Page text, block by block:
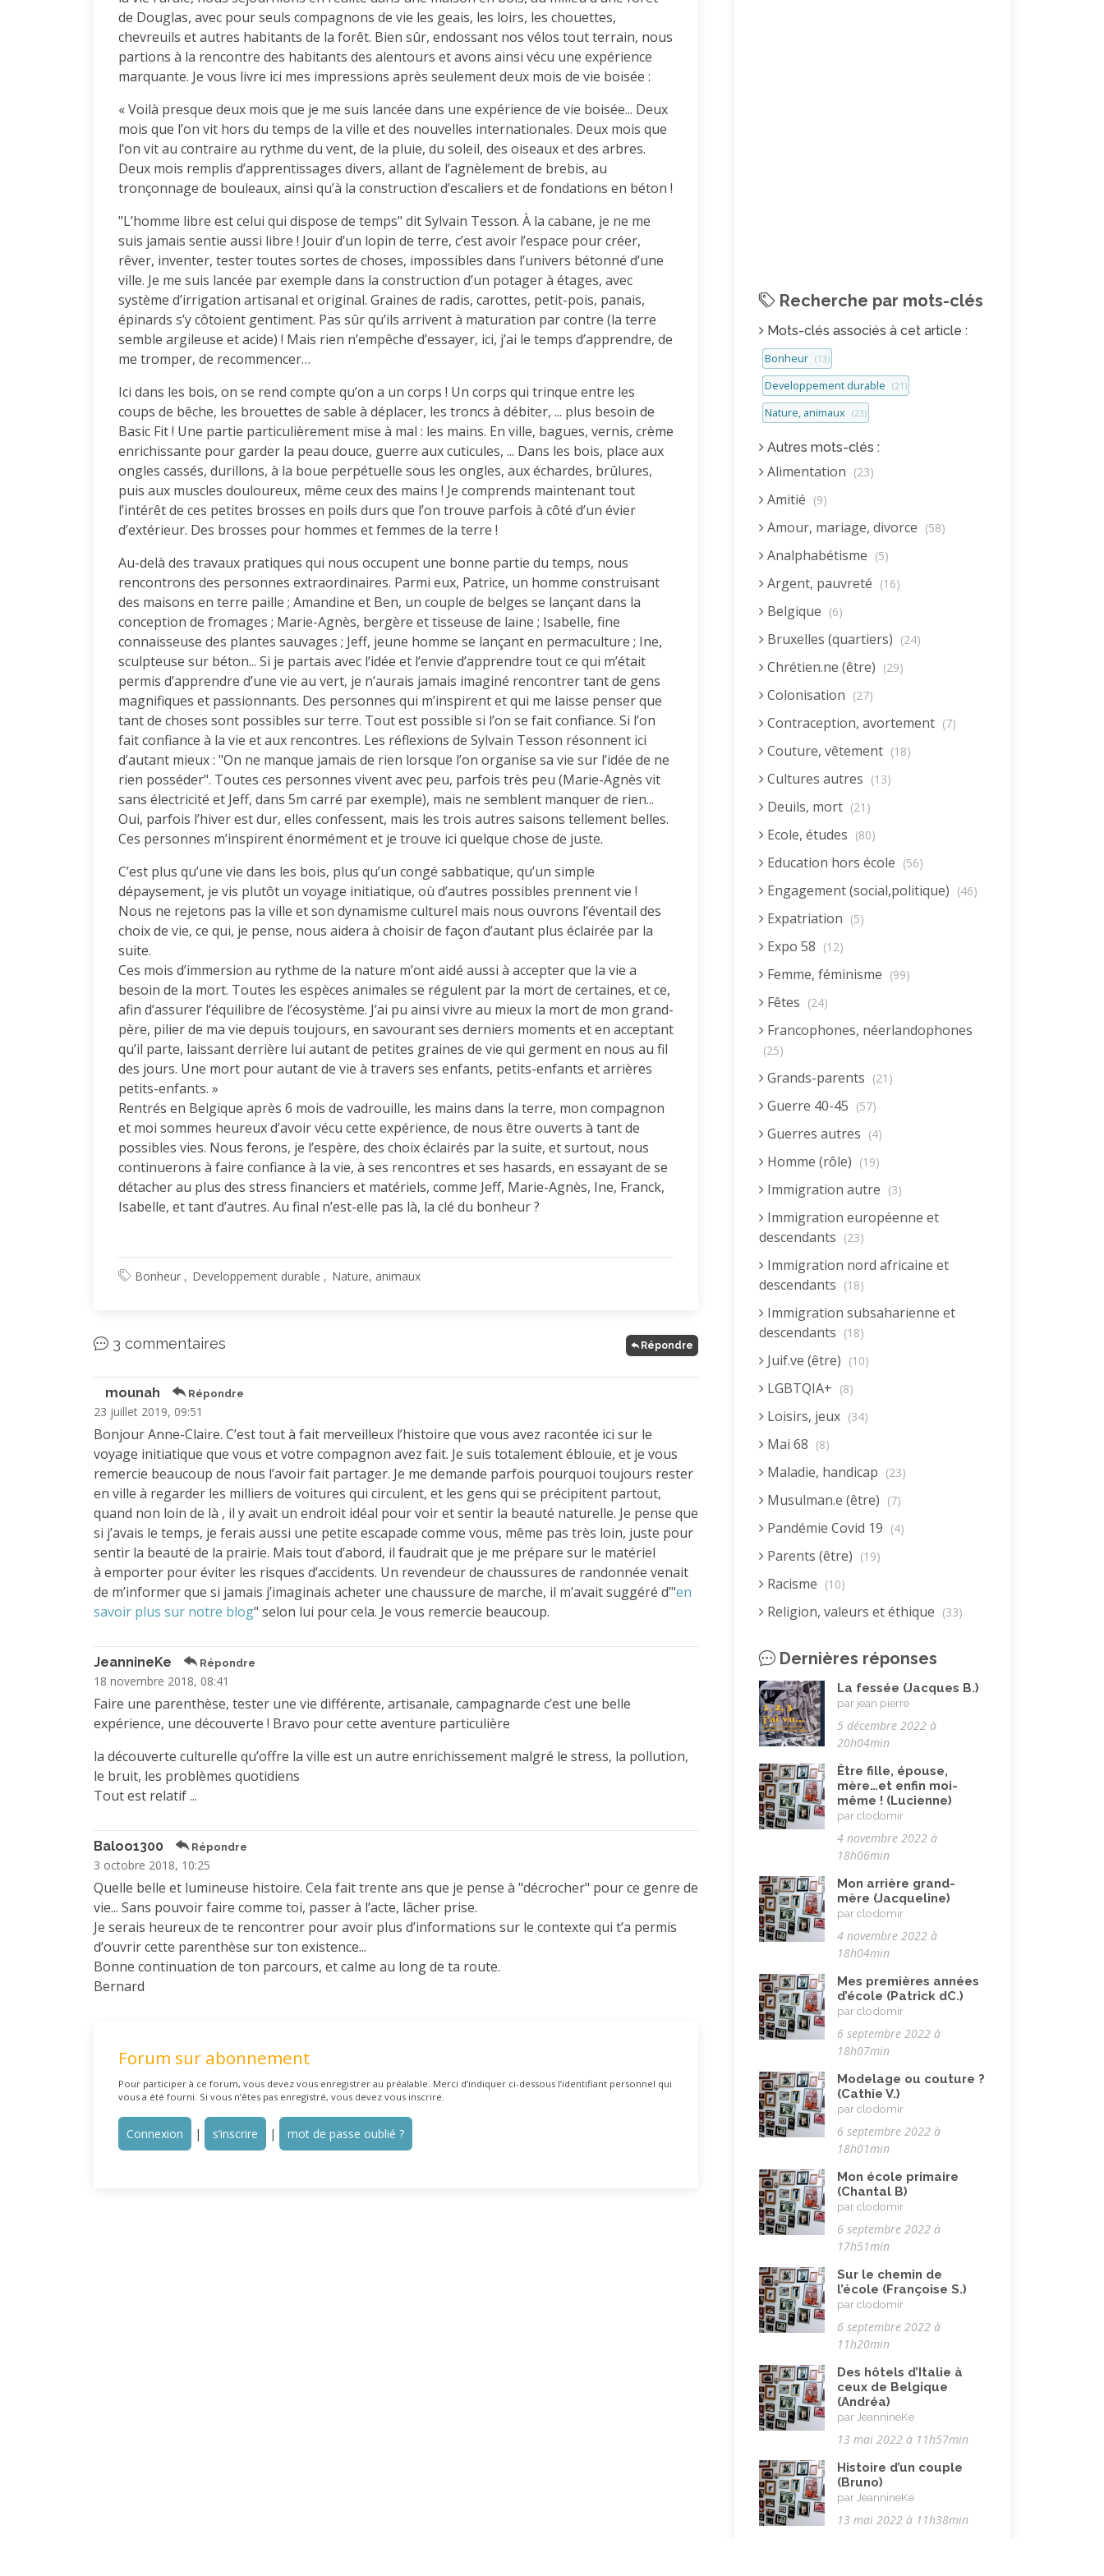
de Douglas, avec pour seuls compagnons de vie les geais, les loirs, les chouettes,
chevreuils et autres habitants de la forêt. Bien sûr, endossant nos vélos tout terrain, nous
partions à la rencontre des habitants des alentours et avons ainsi vécu une expérience
marquante. Je vous livre ici mes impressions après seulement deux mois de vie boisée :
« Voilà presque deux mois que je me suis lancée dans une expérience de vie boisée... Deux
mois que l’on vit hors du temps de la ville et des nouvelles internationales. Deux mois que
l’on vit au contraire au rythme du vent, de la pluie, du soleil, des oiseaux et des arbres.
Deux mois remplis d’apprentissages divers, allant de l’agnèlement de brebis, au
tronçonnage de bouleaux, ainsi qu’à la construction d’escaliers et de fondations en béton !
"L’homme libre est celui qui dispose de temps" dit Sylvain Tesson. À la cabane, je ne me
suis jamais sentie aussi libre ! Jouir d’un lopin de terre, c’est avoir l’espace pour créer,
rêver, inventer, tester toutes sortes de choses, impossibles dans l’univers bétonné d’une
ville. Je me suis lancée par exemple dans la construction d’un potager à étages, avec
système d’irrigation artisanal et original. Graines de radis, carottes, petit-pois, panais,
épinards s’y côtoient gentiment. Pas sûr qu’ils arrivent à maturation par contre (la terre
semble argileuse et acide) ! Mais rien n’empêche d’essayer, ici, j’ai le temps d’apprendre, de
me tromper, de recommencer…
Ici dans les bois, on se rend compte qu’on a un corps ! Un corps qui trinque entre les
coups de bêche, les brouettes de sable à déplacer, les troncs à débiter, ... plus besoin de
Basic Fit ! Une partie particulièrement mise à mal : les mains. En ville, bagues, vernis, crème
enrichissante pour garder la peau douce, guerre aux cuticules, ... Dans les bois, place aux
ongles cassés, durillons, à la boue perpétuelle sous les ongles, aux échardes, brûlures,
puis aux muscles douloureux, même ceux des mains ! Je comprends maintenant tout
l’intérêt de ces petites brosses en poils durs que l’on trouve parfois à côté d’un évier
d’extérieur. Des brosses pour hommes et femmes de la terre !
Au-delà des travaux pratiques qui nous occupent une bonne partie du temps, nous
rencontrons des personnes extraordinaires. Parmi eux, Patrice, un homme construisant
des maisons en terre paille ; Amandine et Ben, un couple de belges se lançant dans la
conception de fromages ; Marie-Agnès, bergère et tisseuse de laine ; Isabelle, fine
connaisseuse des plantes sauvages ; Jeff, jeune homme se lançant en permaculture ; Ine,
sculpteuse sur béton... Si je partais avec l’idée et l’envie d’apprendre tout ce qui m’était
permis d’apprendre d’une vie au vert, je n’aurais jamais imaginé rencontrer tant de gens
magnifiques et passionnants. Des personnes qui m’inspirent et qui me laisse penser que
tant de choses sont possibles sur terre. Tout est possible si l’on se fait confiance. Si l’on
fait confiance à la vie et aux rencontres. Les réflexions de Sylvain Tesson résonnent ici
d’autant mieux : "On ne manque jamais de rien lorsque l’on organise sa vie sur l’idée de ne
rien posséder". Toutes ces personnes vivent avec peu, parfois très peu (Marie-Agnès vit
sans électricité et Jeff, dans 5m carré par exemple), mais ne semblent manquer de rien...
Oui, parfois l’hiver est dur, elles confessent, mais les trois autres saisons tellement belles.
Ces personnes m’inspirent énormément et je trouve ici quelque chose de juste.
C’est plus qu’une vie dans les bois, plus qu’un congé sabbatique, qu’un simple
dépaysement, je vis plutôt un voyage initiatique, où d’autres possibles prennent vie !
Nous ne rejetons pas la ville et son dynamisme culturel mais nous ouvrons l’éventail des
choix de vie, ce qui, je pense, nous aidera à choisir de façon d’autant plus éclairée par la
suite.
Ces mois d’immersion au rythme de la nature m’ont aidé aussi à accepter que la vie a
besoin de la mort. Toutes les espèces animales se régulent par la mort de certaines, et ce,
afin d’assurer l’équilibre de l’écosystème. J’ai pu ainsi vivre au mieux la mort de mon grand-
père, pilier de ma vie depuis toujours, en savourant ses derniers moments et en acceptant
qu’il parte, laissant derrière lui autant de petites graines de vie qui germent en nous au fil
des jours. Une mort pour autant de vie à travers ses enfants, petits-enfants et arrières
petits-enfants. »
Rentrés en Belgique après 6 mois de vadrouille, les mains dans la terre, mon compagnon
et moi sommes heureux d’avoir vécu cette expérience, de nous être ouverts à tant de
possibles vies. Nous ferons, je l’espère, des choix éclairés par la suite, et surtout, nous
continuerons à faire confiance à la vie, à ses rencontres et ses hasards, en essayant de se
détacher au plus des stress financiers et matériels, comme Jeff, Marie-Agnès, Ine, Franck,
Isabelle, et tant d’autres. Au final n’est-elle pas là, la clé du bonheur ?
Bonheur Developpement durable Nature, animaux
3 commentaires Répondre
mounah Répondre
23 juillet 2019, 09:51
Bonjour Anne-Claire. C’est tout à fait merveilleux l’histoire que vous avez racontée ici sur le
voyage initiatique que vous et votre compagnon avez fait. Je suis totalement éblouie, et je vous
remercie beaucoup de nous l’avoir fait partager. Je me demande parfois pourquoi toujours rester
en ville à regarder les milliers de voitures qui circulent, et les gens qui se précipitent partout,
quand non loin de là , il y avait un endroit idéal pour voir et sentir la beauté naturelle. Je pense que
si j’avais le temps, je ferais aussi une petite escapade comme vous, même pas très loin, juste pour
sentir la beauté de la prairie. Mais tout d’abord, il faudrait que je me prépare sur le matériel
à emporter pour éviter les risques d’accidents. Un revendeur de chaussures de randonnée venait
de m’informer que si jamais j’imaginais acheter une chaussure de marche, il m’avait suggéré d’"en
savoir plus sur notre blog" selon lui pour cela. Je vous remercie beaucoup.
JeannineKe Répondre
18 novembre 2018, 08:41
Faire une parenthèse, tester une vie différente, artisanale, campagnarde c’est une belle
expérience, une découverte ! Bravo pour cette aventure particulière
la découverte culturelle qu’offre la ville est un autre enrichissement malgré le stress, la pollution,
le bruit, les problèmes quotidiens
Tout est relatif ...
Baloo1300 Répondre
3 octobre 2018, 10:25
Quelle belle et lumineuse histoire. Cela fait trente ans que je pense à "décrocher" pour ce genre de
vie... Sans pouvoir faire comme toi, passer à l’acte, lâcher prise.
Je serais heureux de te rencontrer pour avoir plus d’informations sur le contexte qui t’a permis
d’ouvrir cette parenthèse sur ton existence...
Bonne continuation de ton parcours, et calme au long de ta route.
Bernard
Forum sur abonnement
Pour participer à ce forum, vous devez vous enregistrer au préalable. Merci d’indiquer ci-dessous l’identifiant personnel qui
vous a été fourni. Si vous n’êtes pas enregistré, vous devez vous inscrire.
Connexion | s’inscrire | mot de passe oublié ?
Recherche par mots-clés
Mots-clés associés à cet article :
Bonheur (13)
Developpement durable (21)
Nature, animaux (23)
Autres mots-clés :
Alimentation (23)
Amitié (9)
Amour, mariage, divorce (58)
Analphabétisme (5)
Argent, pauvreté (16)
Belgique (6)
Bruxelles (quartiers) (24)
Chrétien.ne (être) (29)
Colonisation (27)
Contraception, avortement (7)
Couture, vêtement (18)
Cultures autres (13)
Deuils, mort (21)
Ecole, études (80)
Education hors école (56)
Engagement (social,politique) (46)
Expatriation (5)
Expo 58 (12)
Femme, féminisme (99)
Fêtes (24)
Francophones, néerlandophones
(25)
Grands-parents (21)
Guerre 40-45 (57)
Guerres autres (4)
Homme (rôle) (19)
Immigration autre (3)
Immigration européenne et
descendants (23)
Immigration nord africaine et
descendants (18)
Immigration subsaharienne et
descendants (18)
Juif.ve (être) (10)
LGBTQIA+ (8)
Loisirs, jeux (34)
Mai 68 (8)
Maladie, handicap (23)
Musulman.e (être) (7)
Pandémie Covid 19 (4)
Parents (être) (19)
Racisme (10)
Religion, valeurs et éthique (33)
Retraite (4)
Rêves (12)
Solidarité (24)
Solitude (8)
Technologie (évolution) (24)
Travail (102)
Vacances (19)
Vie quotidienne (44)
Vieillissement (20)
Voyages (38)
Dernières réponses
La fessée (Jacques B.)
par jean pierre
5 décembre 2022 à
20h04min
Être fille, épouse,
mère…et enfin moi-
même ! (Lucienne)
par clodomir
4 novembre 2022 à
18h06min
Mon arrière grand-
mère (Jacqueline)
par clodomir
4 novembre 2022 à
18h04min
Mes premières années
d’école (Patrick dC.)
par clodomir
6 septembre 2022 à
18h07min
Modelage ou couture ?
(Cathie V.)
par clodomir
6 septembre 2022 à
18h01min
Mon école primaire
(Chantal B)
par clodomir
6 septembre 2022 à
17h51min
Sur le chemin de
l’école (Françoise S.)
par clodomir
6 septembre 2022 à
11h20min
Des hôtels d’Italie à
ceux de Belgique
(Andréa)
par JeannineKe
13 mai 2022 à 11h57min
Histoire d’un couple
(Bruno)
par JeannineKe
13 mai 2022 à 11h38min